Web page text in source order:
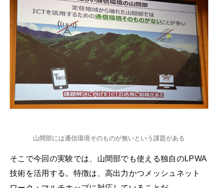
山間部には通信環境そのものが無いという課題がある
そこで今回の実験では、山間部でも使える独自のLPWA
技術を活用する。特徴は、高出力かつメッシュネット